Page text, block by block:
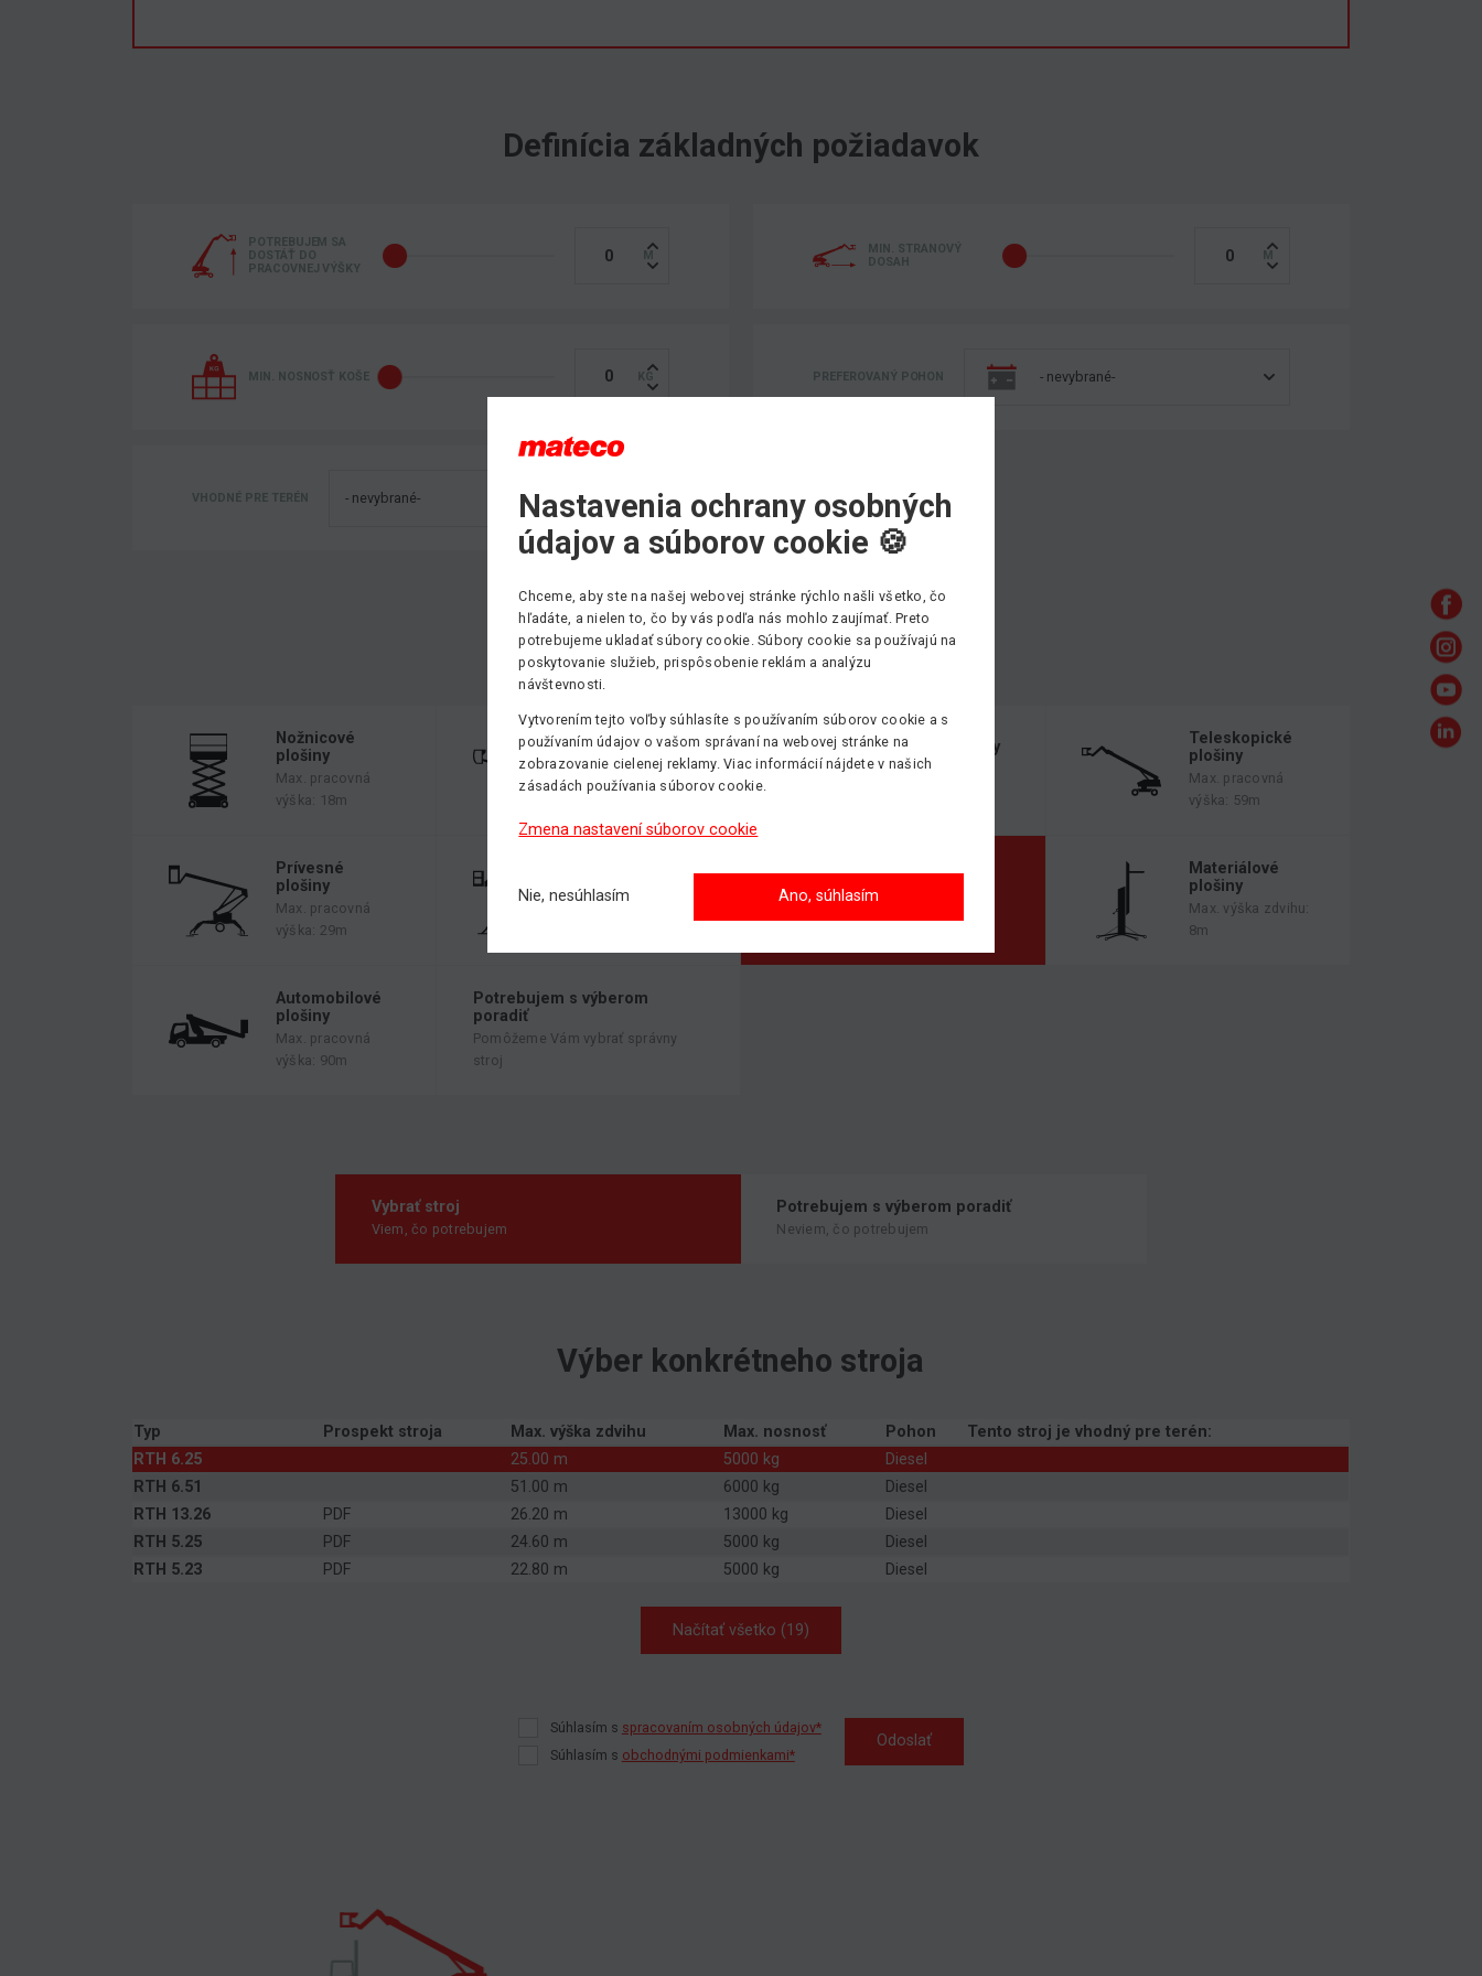
Definícia základných požiadavok
POTREBUJEM SA
DOSTÁŤ DO
PRACOVNEJ VÝŠKY
MIN. STRANOVÝ
DOSAH
MIN. NOSNOSŤ KOŠE PREFEROVANÝ POHON
VHODNÉ PRE TERÉN
Výber kategórie strojov
Nožnicové
plošiny
Max. pracovná
výška: 18m
Kĺbové plošiny
Max. pracovná
výška: 43m
Stĺpové plošiny
Max. pracovná
Teleskopické
plošiny
Max. pracovná
výška: 59m
Prívesné
plošiny
Max. pracovná
výška: 29m
Pásové plošiny
Max. pracovná
Materiálové
plošiny
Max. výška zdvihu:
8m
Automobilové
plošiny
Max. pracovná
výška: 90m
Potrebujem s výberom
poradiť
Pomôžeme Vám vybrať správny
stroj
Vybrať stroj
Viem, čo potrebujem
Potrebujem s výberom poradiť
Neviem, čo potrebujem
Výber konkrétneho stroja
Typ Prospekt stroja Max. výška zdvihu Max. nosnosť Pohon
Tento stroj je vhodný pre terén:
RTH 6.25
25.00 m 5000 kg
Diesel
RTH 6.51
51.00 m 6000 kg
Diesel
RTH 13.26
PDF 26.20 m 13000 kg
Diesel
RTH 5.25
PDF 24.60 m 5000 kg
Diesel
RTH 5.23
PDF 22.80 m 5000 kg Diesel
Načítať všetko (19)
Súhlasím s spracovaním osobných údajov*
Súhlasím s obchodnými podmienkami*
Odoslať
Nastavenia ochrany osobných
údajov a súborov cookie 🍪
Chceme, aby ste na našej webovej stránke rýchlo našli všetko, čo
hľadáte, a nielen to, čo by vás podľa nás mohlo zaujímať. Preto
potrebujeme ukladať súbory cookie. Súbory cookie sa používajú na
poskytovanie služieb, prispôsobenie reklám a analýzu
návštevnosti.
Vytvorením tejto voľby súhlasíte s používaním súborov cookie a s
používaním údajov o vašom správaní na webovej stránke na
zobrazovanie cielenej reklamy. Viac informácií nájdete v našich
zásadách používania súborov cookie.
Zmena nastavení súborov cookie
Nie, nesúhlasím Ano, súhlasím